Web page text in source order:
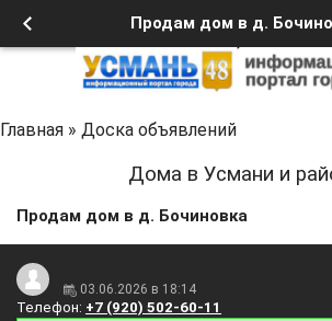
Продам дом в д.
Главная » Доска объявлений
Дома в Усмани и
Продам дом в д. Бочиновка
03.06.2026 в 18:14
Телефон: +7 (920) 502-60-11